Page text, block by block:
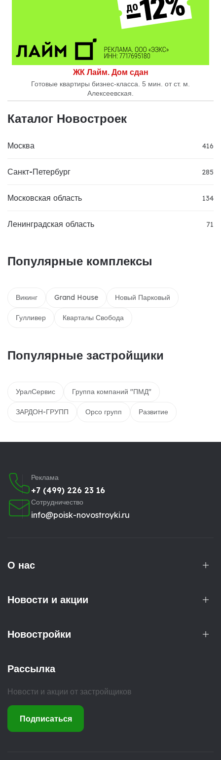
ЖК Лайм. Дом сдан
Готовые квартиры бизнес-класса. 5 мин. от ст. м.
Алексеевская.
Каталог Новостроек
Москва 416
Санкт-Петербург 285
Московская область 134
Ленинградская область 71
Популярные комплексы
Викинг Grand House Новый Парковый
Гулливер Кварталы Свобода
Популярные застройщики
УралСервис Группа компаний "ПМД"
ЗАРДОН-ГРУПП Орсо групп Развитие
Реклама
+7 (499) 226 23 16
Сотрудничество
info@poisk-novostroyki.ru
О нас
Новости и акции
Новостройки
Рассылка
Новости и акции от застройщиков
Подписаться